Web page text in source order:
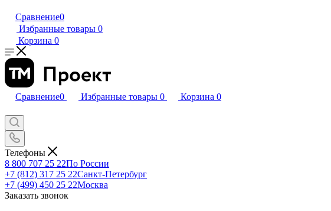
Сравнение0
Избранные товары 0
Корзина 0
Сравнение0 Избранные товары 0 Корзина 0
Телефоны
8 800 707 25 22По России
+7 (812) 317 25 22Санкт-Петербург
+7 (499) 450 25 22Москва
Заказать звонок